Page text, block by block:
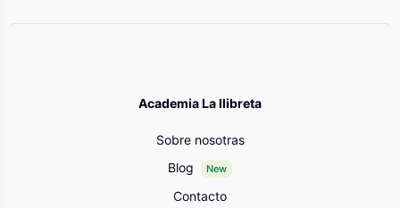
Academia La llibreta
Sobre nosotras
Blog
New
Contacto